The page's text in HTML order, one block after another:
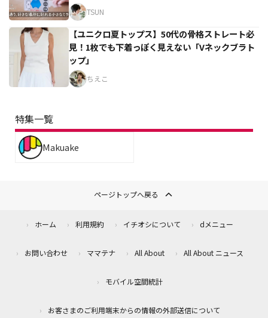
TSUN
【ユニクロ夏トップス】50代の骨格ストレート必
見！1枚でも下着っぽく見えない「Vネックブラト
ップ」
ちえこ
特集一覧
Makuake
ページトップへ戻る
ホーム 利用規約 イチオシについて dメニュー
お問い合わせ ママテナ All About All About ニュース
モバイル空間統計
お客さまのご利用端末からの情報の外部送信について